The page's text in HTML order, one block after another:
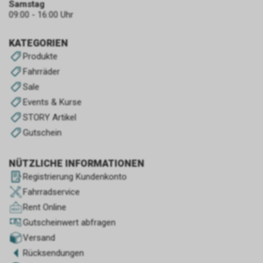
KATEGORIEN
Produkte
Fahrräder
Sale
Events & Kurse
STORY Artikel
Gutschein
NÜTZLICHE INFORMATIONEN
Registrierung Kundenkonto
Fahrradservice
Rent Online
Gutscheinwert abfragen
Versand
Rücksendungen
Samstag
09:00 - 16:00 Uhr